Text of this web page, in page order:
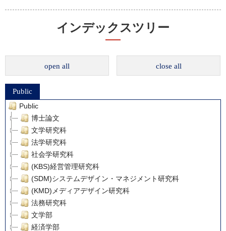
インデックスツリー
open all close all
Public
Public
博士論文
文学研究科
法学研究科
社会学研究科
(KBS)経営管理研究科
(SDM)システムデザイン・マネジメント研究科
(KMD)メディアデザイン研究科
法務研究科
文学部
経済学部